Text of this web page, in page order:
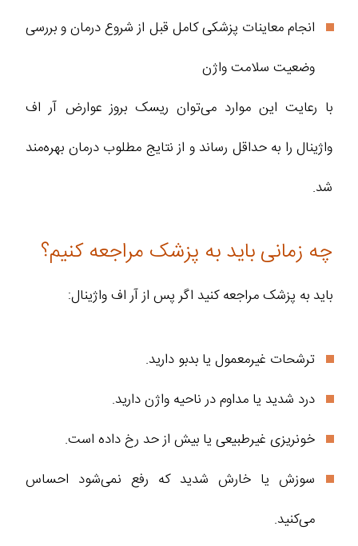
انجام معاینات پزشکی کامل قبل از شروع درمان و بررسی
وضعیت سلامت واژن
با رعایت این موارد می‌توان ریسک بروز عوارض آر اف
واژینال را به حداقل رساند و از نتایج مطلوب درمان بهره‌مند
شد.
چه زمانی باید به پزشک مراجعه کنیم؟
باید به پزشک مراجعه کنید اگر پس از آر اف واژینال:
ترشحات غیرمعمول یا بدبو دارید.
درد شدید یا مداوم در ناحیه واژن دارید.
خونریزی غیرطبیعی یا بیش از حد رخ داده است.
سوزش یا خارش شدید که رفع نمی‌شود احساس
می‌کنید.